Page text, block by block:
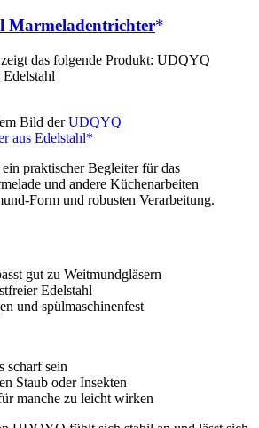
Marmeladentrichter
Bild derUDQYQ
aus Edelstahl
praktischer Begleiter für das
und andere Küchenarbeiten
Form und robusten Verarbeitung.
gut zu Weitmundgläsern
Edelstahl
und spülmaschinenfest
scharf sein
Staub oder Insekten
manche zu leicht wirken